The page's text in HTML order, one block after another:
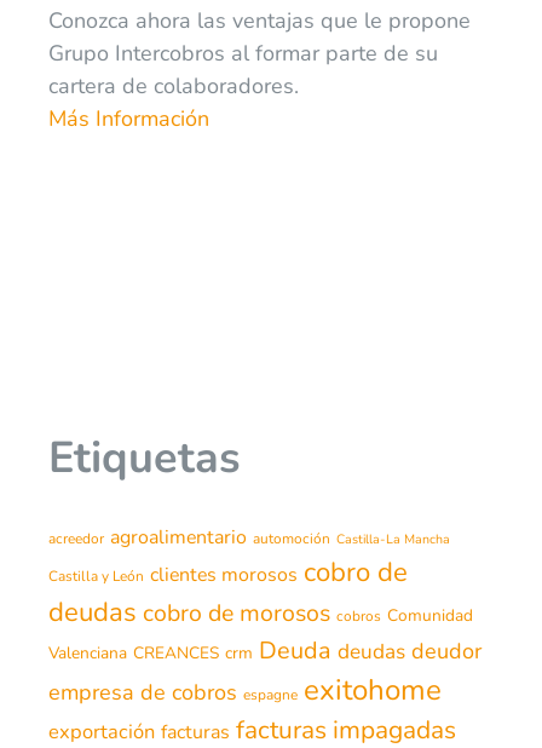
Conozca ahora las ventajas que le propone
Grupo Intercobros al formar parte de su
cartera de colaboradores.
Más Información
Etiquetas
acreedor agroalimentario automoción Castilla-La Mancha
Castilla y León clientes morosos cobro de
deudas cobro de morosos cobros Comunidad
Valenciana CREANCES crm Deuda deudas deudor
empresa de cobros espagne exitohome
exportación facturas facturas impagadas